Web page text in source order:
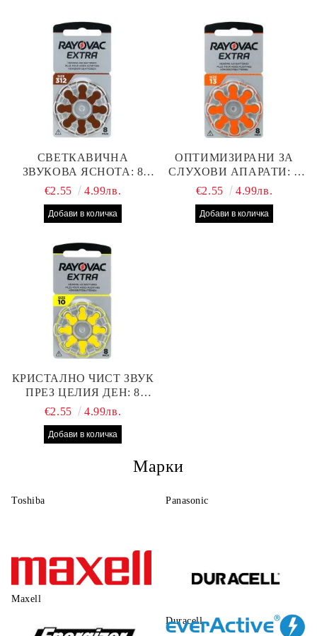
СВЕТКАВИЧНА
ЗВУКОВА ЯСНОТА: 8
БРОЯ RAYOVAC EXTRA
СЛУХОВ АПАРАТ С
€2.55 4.99лв.
ОПТИМИЗИРАНИ ЗА
СЛУХОВИ АПАРАТИ: 8
БРОЯ RAYOVAC EXTRA
ПРОИЗВОДИТЕЛНОСТ
€2.55 4.99лв.
КРИСТАЛНО ЧИСТ ЗВУК
ПРЕЗ ЦЕЛИЯ ДЕН: 8
БРОЯ RAYOVAC EXTRA
АПАРАТ
€2.55 4.99лв.
Марки
Toshiba Panasonic
Maxell
Duracell